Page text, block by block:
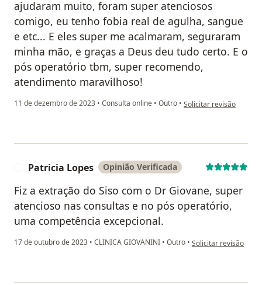
ajudaram muito, foram super atenciosos
comigo, eu tenho fobia real de agulha, sangue
e etc... E eles super me acalmaram, seguraram
minha mão, e graças a Deus deu tudo certo. E o
pós operatório tbm, super recomendo,
atendimento maravilhoso!
11 de dezembro de 2023 • Consulta online • Outro • na opinião do
Solicitar revisão
Patricia Lopes Opinião Verificada
Fiz a extração do Siso com o Dr Giovane, super
atencioso nas consultas e no pós operatório,
uma competência excepcional.
17 de outubro de 2023 • CLINICA GIOVANINI • Outro • na opinião do
Solicitar revisão